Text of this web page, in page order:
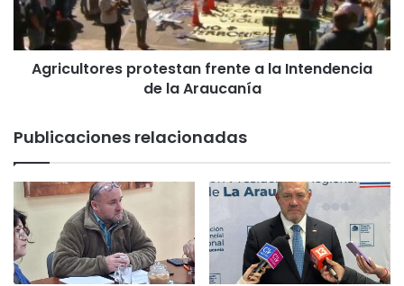
t
e
s
d
e
u
n
o
r
o
t
s
t
a
n
Agricultores protestan frente a la Intendencia
de la Araucanía
Publicaciones relacionadas